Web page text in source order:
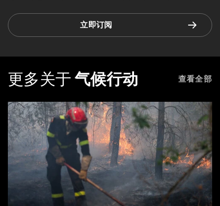
立即订阅
更多关于 气候行动 查看全部